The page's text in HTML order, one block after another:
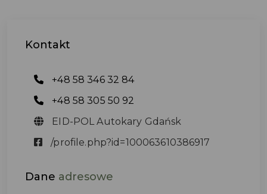
Kontakt
+48 58 346 32 84
+48 58 305 50 92
EID-POL Autokary Gdańsk
/profile.php?id=100063610386917
Dane adresowe